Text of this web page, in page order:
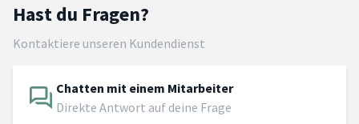
Hast du Fragen?
Kontaktiere unseren Kundendienst
Chatten mit einem Mitarbeiter
Direkte Antwort auf deine Frage